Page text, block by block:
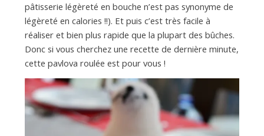
pâtisserie légèreté en bouche n’est pas synonyme de
légèreté en calories !!). Et puis c’est très facile à
réaliser et bien plus rapide que la plupart des bûches.
Donc si vous cherchez une recette de dernière minute,
cette pavlova roulée est pour vous !